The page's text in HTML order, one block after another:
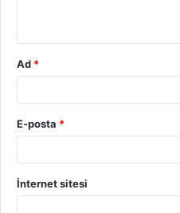
Ad *
E-posta *
İnternet sitesi